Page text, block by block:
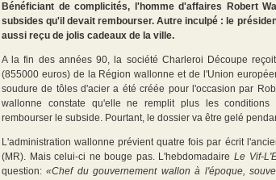
Bénéficiant de complicités, l'homme d'affaires Robert
subsides qu'il devait rembourser.Autre inculpé : le
aussi reçu de jolis cadeaux de la ville.
A la fin des années 90, la société Charleroi Découpe
(855000 euros) de la Région wallonne et de l'Union
soudure de tôles d'acier a été créée pour l'occasion par
wallonne constate qu'elle ne remplit plus les
rembourser le subside. Pourtant, le dossier va être gelé
L'administration wallonne prévient quatre fois par écrit
(MR). Mais celui-ci ne bouge pas. L'hebdomadaire Le Vif-
question:«Chef du gouvernement wallon à l'époque,